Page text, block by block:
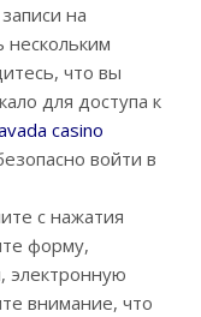
на
нескольким
что вы
для доступа к
casino
войти в
с нажатия
форму,
электронную
внимание, что